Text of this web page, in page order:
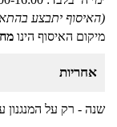
(האיסוף יתבצע
מיקום האיסוף הינו
אחריות
שנה - רק על המנגנון